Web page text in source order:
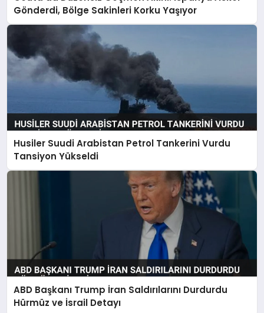
Gönderdi, Bölge Sakinleri Korku Yaşıyor
Husiler Suudi Arabistan Petrol Tankerini Vurdu
Tansiyon Yükseldi
ABD Başkanı Trump İran Saldırılarını Durdurdu
Hürmüz ve İsrail Detayı